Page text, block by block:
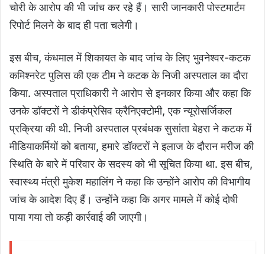
चोरी के आरोप की भी जांच कर रहे हैं। सारी जानकारी पोस्टमार्टम
रिपोर्ट मिलने के बाद ही पता चलेगी।
इस बीच, कंधमाल में शिकायत के बाद जांच के लिए भुवनेश्वर-कटक
कमिश्नरेट पुलिस की एक टीम ने कटक के निजी अस्पताल का दौरा
किया. अस्पताल प्राधिकारी ने आरोप से इनकार किया और कहा कि
उनके डॉक्टरों ने डीकंप्रेसिव क्रैनिएक्टोमी, एक न्यूरोसर्जिकल
प्रक्रिया की थी. निजी अस्पताल प्रबंधक सुसांता बेहरा ने कटक में
मीडियाकर्मियों को बताया, हमारे डॉक्टरों ने इलाज के दौरान मरीज की
स्थिति के बारे में परिवार के सदस्य को भी सूचित किया था. इस बीच,
स्वास्थ्य मंत्री मुकेश महालिंग ने कहा कि उन्होंने आरोप की विभागीय
जांच के आदेश दिए हैं। उन्होंने कहा कि अगर मामले में कोई दोषी
पाया गया तो कड़ी कार्रवाई की जाएगी।